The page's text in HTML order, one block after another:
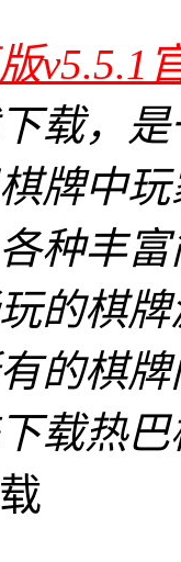
v5.5.1
载，
牌中
种丰
的棋
的棋
载热